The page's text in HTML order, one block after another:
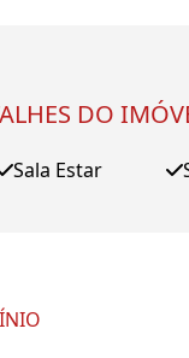
DO
Sala Estar